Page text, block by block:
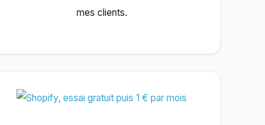
mes clients.